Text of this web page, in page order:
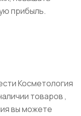
прибыль.
Косметология
товаров ,
вы можете